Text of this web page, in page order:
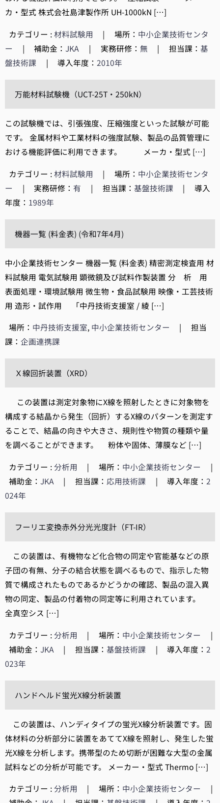
カ・型式 株式会社島津製作所 UH-1000kN […]
カテゴリー :材料試験用 | 場所： 中小企業技術センタ
ー
| 補助金：JKA | 実務研修： 無 | 担当課： 基
盤技術課
| 導入年度：2010年
万能材料試験機（UCT-25T・250kN）
この試験機では、引張強度、圧縮強度といった試験が可能
です。 金属材料や工業材料の強度試験、製品の品質管理に
おける機能評価に利用できます。 メーカ・型式 […]
カテゴリー :材料試験用 | 場所： 中小企業技術センタ
ー
| 実務研修：有 | 担当課： 基盤技術課 |
導入
年度： 1989年
機器一覧 (料金表) (令和7年4月)
中小企業技術センター 機器一覧 (料金表) 精密測定検査用 材
料試験用 電気試験用 顕微鏡及び試料作製装置 分 析 用
表面処理・環境試験用 微生物・食品試験用 映像・工芸技術
用 造形・試作用 「中丹技術支援室 / 綾 […]
場所： 中丹技術支援室, 中小企業技術センター |
担当
課： 企画連携課
Ｘ線回折装置（XRD）
この装置は測定対象物にX線を照射したときに対象物を
構成する結晶から発生（回折）するX線のパターンを測定す
ることで、結晶の向きや大きさ、規則性や物質の種類や量
を調べることができます。 粉体や固体、薄膜など […]
カテゴリー :分析用 | 場所： 中小企業技術センター
|
補助金： JKA | 担当課： 応用技術課 | 導入年度：2
024年
フーリエ変換赤外分光光度計（FT-IR）
この装置は、有機物など化合物の同定や官能基などの原
子団の有無、分子の結合状態を調べるもので、指示した物
質で構成されたものであるかどうかの確認、製品の混入異
物の同定、製品の付着物の同定等に利用されています。
全真空シス […]
カテゴリー :分析用 | 場所： 中小企業技術センター
|
補助金： JKA | 担当課：基盤技術課 | 導入年度：2
023年
ハンドヘルド蛍光X線分析装置
この装置は、ハンディタイプの蛍光X線分析装置です。固
体材料の分析部分に装置をあててX線を照射し、発生した蛍
光X線を分析します。携帯型のため切断が困難な大型の金属
試料などの分析が可能です。 メーカー・型式 Thermo […]
カテゴリー :分析用 | 場所： 中小企業技術センター
|